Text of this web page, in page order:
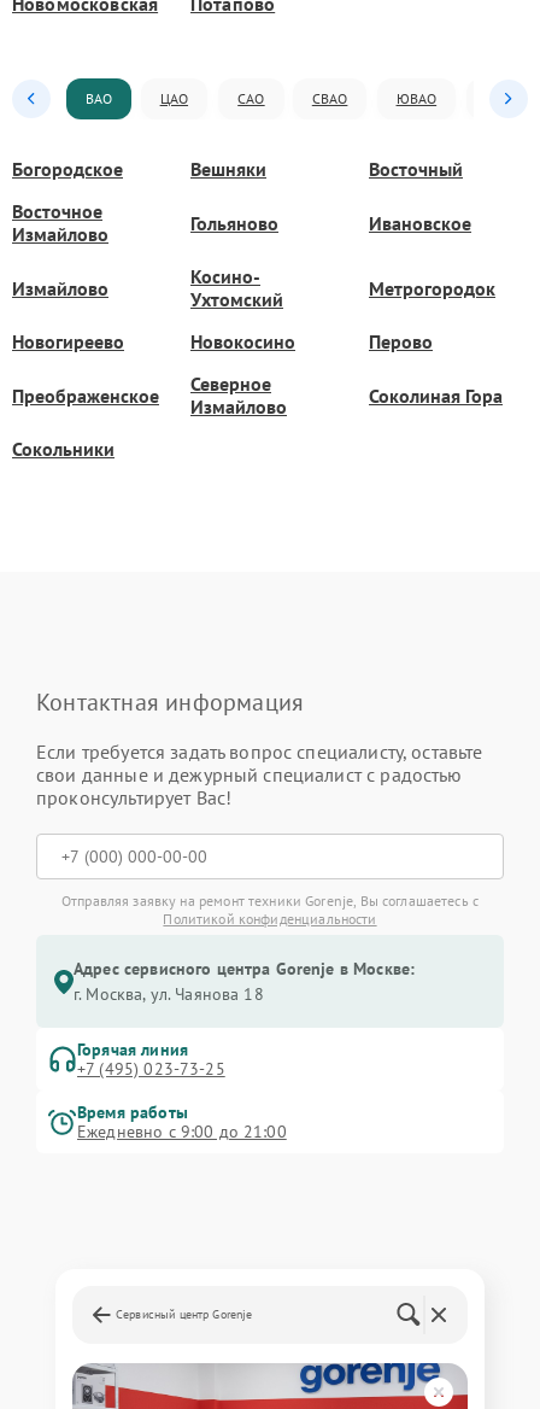
ВАО ЦАО САО СВАО ЮВАО ЮАО
Богородское Вешняки
Восточный
Восточное
Измайлово
Гольяново Ивановское
Измайлово
Косино-
Ухтомский
Метрогородок
Новогиреево Новокосино Перово
Преображенское
Северное
Измайлово
Соколиная Гора
Сокольники
Контактная информация
Если требуется задать вопрос специалисту, оставьте
свои данные и дежурный специалист с радостью
проконсультирует Вас!
Отправляя заявку на ремонт техники Gorenje, Вы соглашаетесь с
Политикой конфиденциальности
Адрес сервисного центра Gorenje в Москве:
г. Москва, ул. Чаянова 18
Горячая линия
+7 (495) 023-73-25
Время работы
Ежедневно с 9:00 до 21:00
Сервисный центр Gorenje